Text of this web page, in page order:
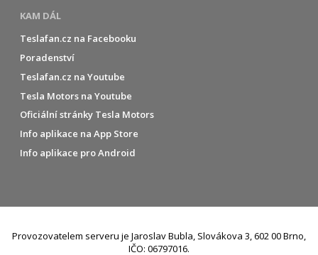
KAM DÁL
Teslafan.cz na Facebooku
Poradenství
Teslafan.cz na Youtube
Tesla Motors na Youtube
Oficiální stránky Tesla Motors
Info aplikace na App Store
Info aplikace pro Android
Provozovatelem serveru je Jaroslav Bubla, Slovákova 3, 602 00 Brno,
IČO: 06797016.